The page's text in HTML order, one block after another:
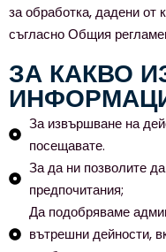
за обработка, дадени от
съгласно Общия
ЗА КАКВО
За извършване на
посещавате.
За да ни позволите
предпочитания;
Да подобряваме
вътрешни дейности,